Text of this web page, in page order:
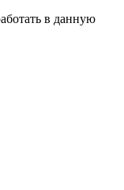
в данную